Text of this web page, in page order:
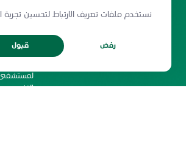
نستخدم ملفات تعريف الارتباط لتحسين تجربة
رفض قبول
سياسة المشاركة الإلكترونية
سياسة
ميثاق المستخدمين
حقوق إعادة
شروط الاستخدام
التخصصي